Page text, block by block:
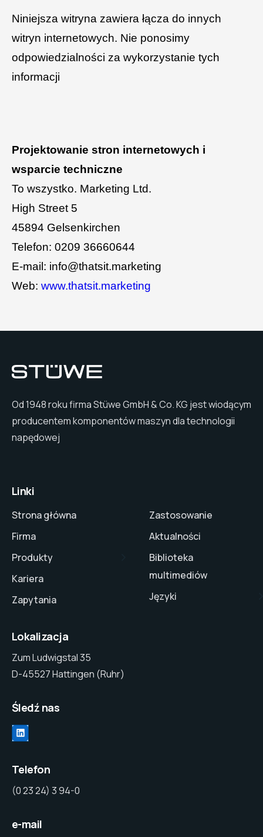
Niniejsza witryna zawiera łącza do innych
witryn internetowych. Nie ponosimy
odpowiedzialności za wykorzystanie tych
informacji
Projektowanie stron internetowych i
wsparcie techniczne
To wszystko. Marketing Ltd.
High Street 5
45894 Gelsenkirchen
Telefon: 0209 36660644
E-mail: info@thatsit.marketing
Web: www.thatsit.marketing
Od 1948 roku firma Stüwe GmbH & Co. KG jest wiodącym
producentem komponentów maszyn dla technologii
napędowej
Linki
Strona główna
Firma
Produkty
Kariera
Zapytania
Zastosowanie
Aktualności
Biblioteka
multimediów
Języki
Lokalizacja
Zum Ludwigstal 35
D-45527 Hattingen (Ruhr)
Śledź nas
Telefon
(0 23 24) 3 94-0
e-mail